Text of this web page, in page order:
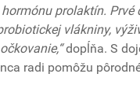
prolaktín. Prvé
vlákniny,
dopĺňa. S
radi pomôžu